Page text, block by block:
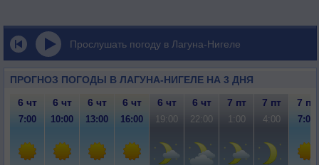
Прослушать погоду в Лагуна-Нигеле
ПРОГНОЗ ПОГОДЫ В ЛАГУНА-НИГЕЛЕ НА 3 ДНЯ
6 чт 6 чт 6 чт 6 чт 6 чт 6 чт 7 пт 7 пт 7 пт
7:00 10:00 13:00 16:00 19:00 22:00 1:00 4:00 7:00